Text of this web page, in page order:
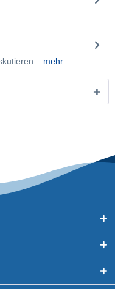
mehr